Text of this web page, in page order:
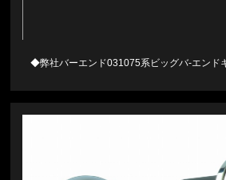
◆弊社バーエンド031075系ビッグバ-エンド